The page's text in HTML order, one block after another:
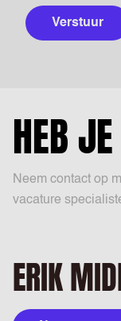
Verstuur
HEB
Neem contact op
vacature
ERIK